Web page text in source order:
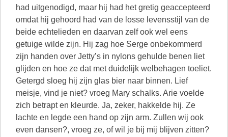
had uitgenodigd, maar hij had het gretig geaccepteerd
omdat hij gehoord had van de losse levensstijl van de
beide echtelieden en daarvan zelf ook wel eens
getuige wilde zijn. Hij zag hoe Serge onbekommerd
zijn handen over Jetty’s in nylons gehulde benen liet
glijden en hoe ze dat met duidelijk welbehagen toeliet.
Getergd sloeg hij zijn glas bier naar binnen. Lief
meisje, vind je niet? vroeg Mary schalks. Arie voelde
zich betrapt en kleurde. Ja, zeker, hakkelde hij. Ze
lachte en legde een hand op zijn arm. Zullen wij ook
even dansen?, vroeg ze, of wil je bij mij blijven zitten?